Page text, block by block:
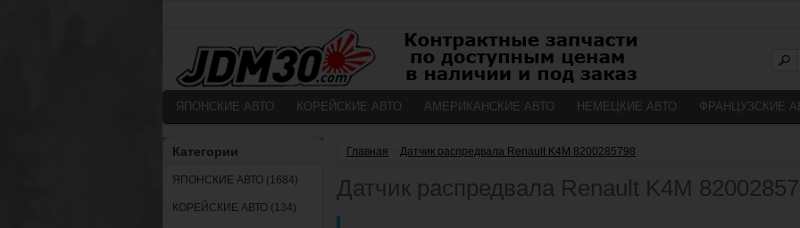
ЯПОНСКИЕ АВТО КОРЕЙСКИЕ АВТО АМЕРИКАНСКИЕ АВТО НЕМЕЦКИЕ АВТО ФРАНЦУЗСКИЕ
Категории
ЯПОНСКИЕ АВТО (1684)
КОРЕЙСКИЕ АВТО (134)
Главная Датчик распредвала Renault K4M 8200285798
Датчик распредвала Renault K4M